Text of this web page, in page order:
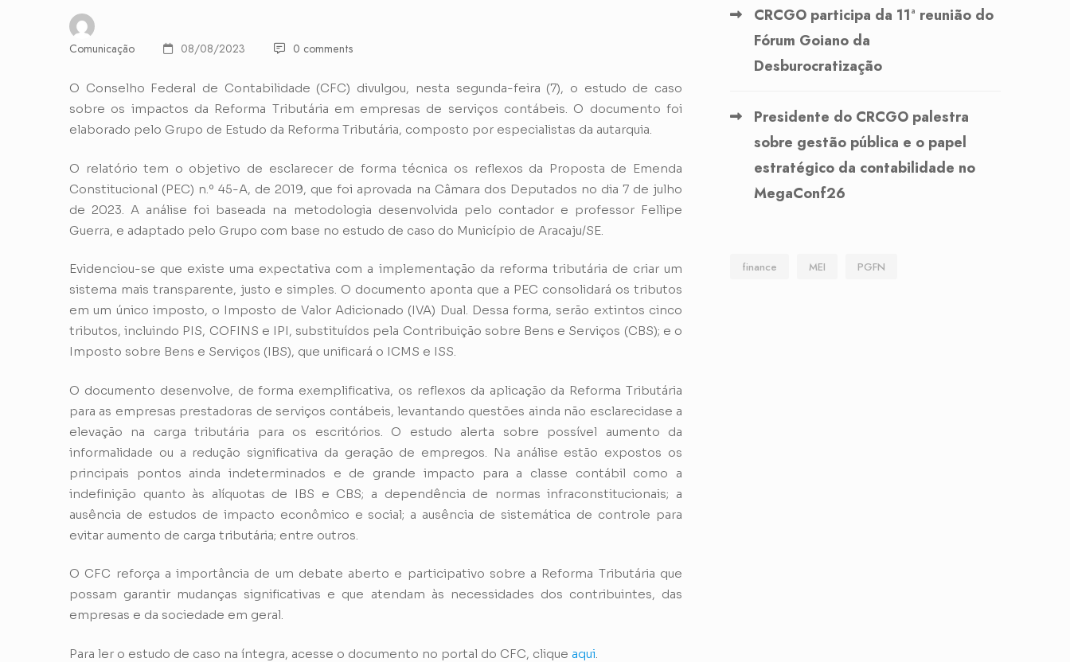
Comunicação 08/08/2023 0 comments
O Conselho Federal de Contabilidade (CFC) divulgou, nesta segunda-feira (7), o estudo de caso
sobre os impactos da Reforma Tributária em empresas de serviços contábeis. O documento foi
elaborado pelo Grupo de Estudo da Reforma Tributária, composto por especialistas da autarquia.
O relatório tem o objetivo de esclarecer de forma técnica os reflexos da Proposta de Emenda
Constitucional (PEC) n.º 45-A, de 2019, que foi aprovada na Câmara dos Deputados no dia 7 de julho
de 2023. A análise foi baseada na metodologia desenvolvida pelo contador e professor Fellipe
Guerra, e adaptado pelo Grupo com base no estudo de caso do Município de Aracaju/SE.
Evidenciou-se que existe uma expectativa com a implementação da reforma tributária de criar um
sistema mais transparente, justo e simples. O documento aponta que a PEC consolidará os tributos
em um único imposto, o Imposto de Valor Adicionado (IVA) Dual. Dessa forma, serão extintos cinco
tributos, incluindo PIS, COFINS e IPI, substituídos pela Contribuição sobre Bens e Serviços (CBS); e o
Imposto sobre Bens e Serviços (IBS), que unificará o ICMS e ISS.
O documento desenvolve, de forma exemplificativa, os reflexos da aplicação da Reforma Tributária
para as empresas prestadoras de serviços contábeis, levantando questões ainda não esclarecidase a
elevação na carga tributária para os escritórios. O estudo alerta sobre possível aumento da
informalidade ou a redução significativa da geração de empregos. Na análise estão expostos os
principais pontos ainda indeterminados e de grande impacto para a classe contábil como a
indefinição quanto às alíquotas de IBS e CBS; a dependência de normas infraconstitucionais; a
ausência de estudos de impacto econômico e social; a ausência de sistemática de controle para
evitar aumento de carga tributária; entre outros.
O CFC reforça a importância de um debate aberto e participativo sobre a Reforma Tributária que
possam garantir mudanças significativas e que atendam às necessidades dos contribuintes, das
empresas e da sociedade em geral.
Para ler o estudo de caso na íntegra, acesse o documento no portal do CFC, clique aqui
CRCGO participa da 11ª reunião do
Fórum Goiano da
Desburocratização
Presidente do CRCGO palestra
sobre gestão pública e o papel
estratégico da contabilidade no
MegaConf26
finance MEI PGFN